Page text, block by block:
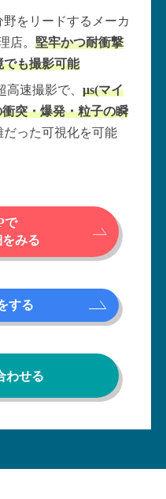
をリードするメーカ
店。 堅牢かつ耐衝撃
も撮影可能
高速撮影で、 μs(マイ
突・爆発・粒子の瞬
った可視化を可能
で
みる
する
わせる